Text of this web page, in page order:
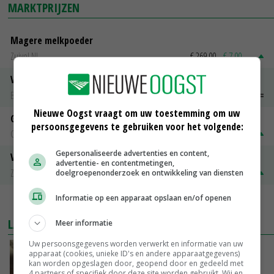
MARKTPRIJZEN
Magere melkpoeder
Zuivel NL
€ 269,00 € 7,00
Vleeskuikens 2001-2600 gr
Barneveld
€ 1,09
Gerst
Groningen
€ 197,00 € 2,00
Volle melkpoeder
Zuivel NL
€ 345,00 € 20,00
MEER MARKTPRIJZEN
LAATSTE NIEUWS
‘Samenwerking A-ware en Amalthea gaat
zorgen voor meer balans’
Nieuwe Oogst vraagt om uw toestemming om uw
persoonsgegevens te gebruiken voor het volgende:
Gepersonaliseerde advertenties en content,
advertentie- en contentmetingen,
doelgroepenonderzoek en ontwikkeling van diensten
Informatie op een apparaat opslaan en/of openen
Meer informatie
Uw persoonsgegevens worden verwerkt en informatie van uw
apparaat (cookies, unieke ID's en andere apparaatgegevens)
kan worden opgeslagen door, geopend door en gedeeld met